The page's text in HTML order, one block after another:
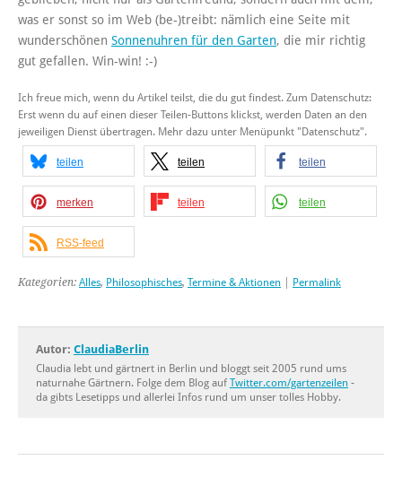
was er sonst so im Web (be-)treibt: nämlich eine Seite mit
wunderschönen Sonnenuhren für den Garten, die mir richtig
gut gefallen. Win-win! :-)
Ich freue mich, wenn du Artikel teilst, die du gut findest. Zum Datenschutz:
Erst wenn du auf einen dieser Teilen-Buttons klickst, werden Daten an den
jeweiligen Dienst übertragen. Mehr dazu unter Menüpunkt "Datenschutz".
teilen teilen teilen
merken teilen teilen
RSS-feed
Kategorien: Alles, Philosophisches, Termine & Aktionen Permalink
Autor: ClaudiaBerlin
Claudia lebt und gärtnert in Berlin und bloggt seit 2005 rund ums
naturnahe Gärtnern. Folge dem Blog aufTwitter.com/gartenzeilen -
da gibts Lesetipps und allerlei Infos rund um unser tolles Hobby.